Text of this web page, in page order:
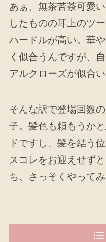
あぁ、無茶苦茶可愛
したものの耳上のツ
ハードルが高い。華
く似合うんですが、
アルクローズが似合
そんな訳で登場回数
子。髪色も頼もうか
ドですし、髪を結う
スコレをお迎えせず
ち、さっそくやってみ